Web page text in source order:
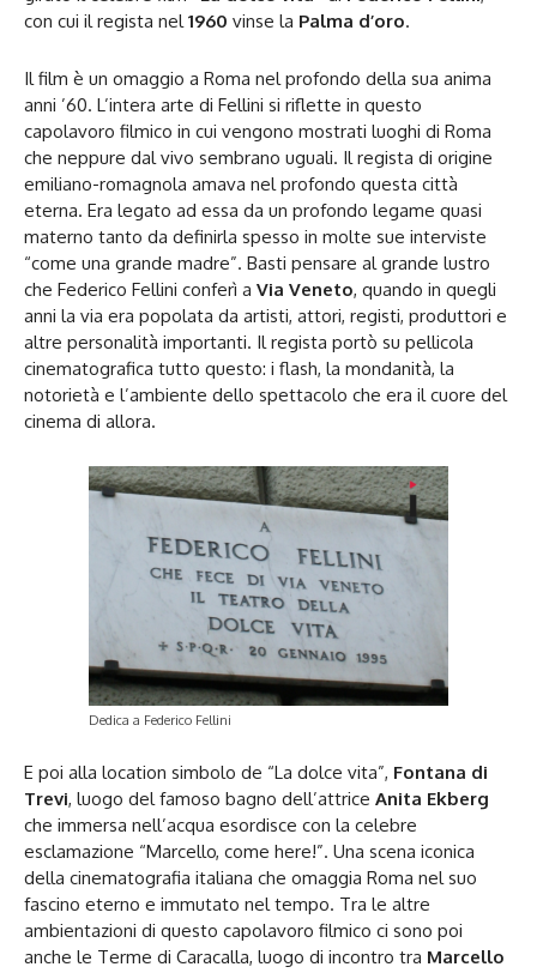
con cui il regista nel 1960 vinse la Palma d’oro.
Il film è un omaggio a Roma nel profondo della sua anima
anni ’60. L’intera arte di Fellini si riflette in questo
capolavoro filmico in cui vengono mostrati luoghi di Roma
che neppure dal vivo sembrano uguali. Il regista di origine
emiliano-romagnola amava nel profondo questa città
eterna. Era legato ad essa da un profondo legame quasi
materno tanto da definirla spesso in molte sue interviste
“come una grande madre”. Basti pensare al grande lustro
che Federico Fellini conferì a Via Veneto, quando in quegli
anni la via era popolata da artisti, attori, registi, produttori e
altre personalità importanti. Il regista portò su pellicola
cinematografica tutto questo: i flash, la mondanità, la
notorietà e l’ambiente dello spettacolo che era il cuore del
cinema di allora.
Dedica a Federico Fellini
E poi alla location simbolo de “La dolce vita”, Fontana di
Trevi, luogo del famoso bagno dell’attrice Anita Ekberg
che immersa nell’acqua esordisce con la celebre
esclamazione “Marcello, come here!”. Una scena iconica
della cinematografia italiana che omaggia Roma nel suo
fascino eterno e immutato nel tempo. Tra le altre
ambientazioni di questo capolavoro filmico ci sono poi
anche le Terme di Caracalla, luogo di incontro tra Marcello